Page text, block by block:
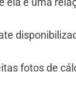
fotos de